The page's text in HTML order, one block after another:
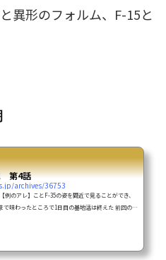
異形のフォルム、 F-15と
第4話
archives/36753
例のアレ】ことF-35の姿を間近で見ることができ、
で味わったところで1日目の基地活は終えた 前回の記
ダブルベッド、喫煙可の何人泊まれるの？の部屋に1